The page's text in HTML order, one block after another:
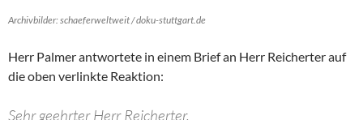
Archivbilder: schaeferweltweit / doku-stuttgart.de
Herr Palmer antwortete in einem Brief an Herr Reicherter auf
die oben verlinkte Reaktion:
Sehr geehrter Herr Reicherter,